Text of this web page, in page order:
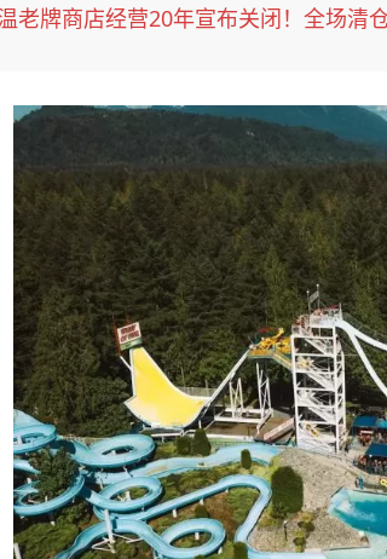
老牌商店经营20年宣布关闭！全场清